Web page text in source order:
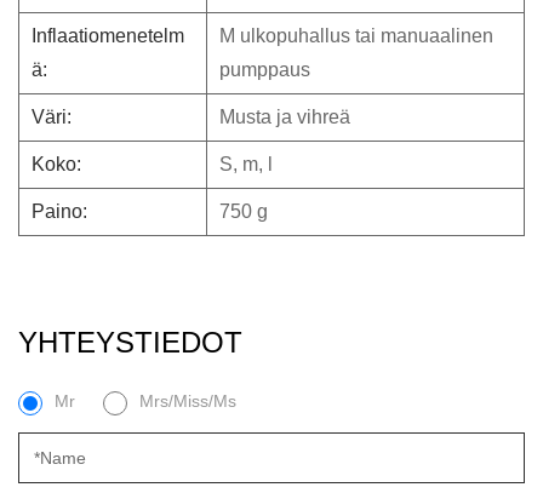
Inflaatiomenetelm
ä:
M ulkopuhallus tai manuaalinen
pumppaus
Väri: Musta ja vihreä
Koko: S, m, l
Paino: 750 g
YHTEYSTIEDOT
Mr Mrs/Miss/Ms